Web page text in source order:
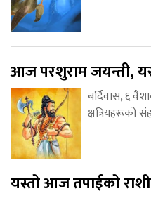
आज परशुराम जयन्ती,
बर्दिवास, ६
क्षत्रियहरूको
यस्तो आज तपाईको